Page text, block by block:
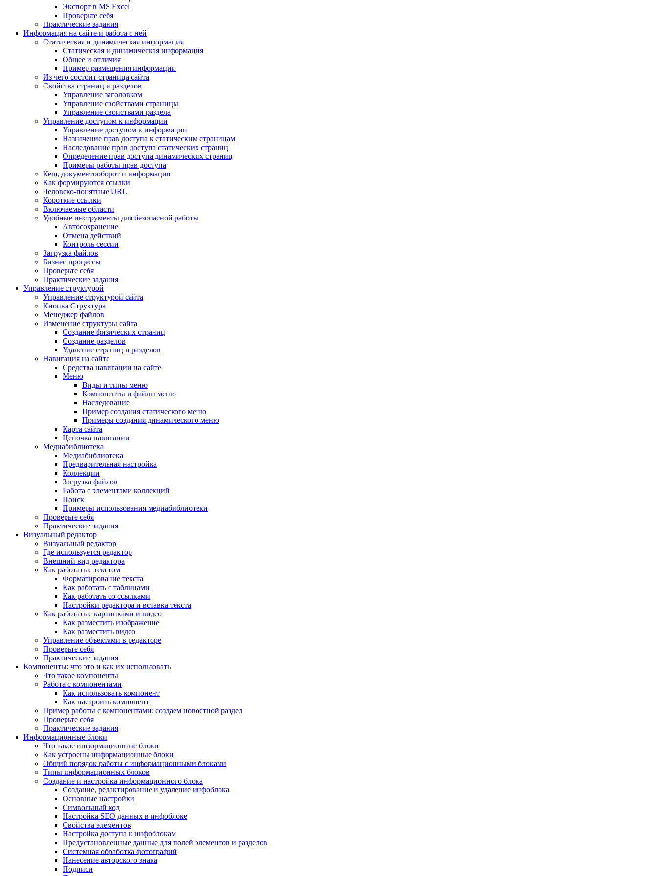
Экспорт в MS Excel
Проверьте себя
Практические задания
Информация на сайте и работа с ней
Статическая и динамическая информация
Статическая и динамическая информация
Общее и отличия
Пример размещения информации
Из чего состоит страница сайта
Свойства страниц и разделов
Управление заголовком
Управление свойствами страницы
Управление свойствами раздела
Управление доступом к информации
Управление доступом к информации
Назначение прав доступа к статическим страницам
Наследование прав доступа статических страниц
Определение прав доступа динамических страниц
Примеры работы прав доступа
Кеш, документооборот и информация
Как формируются ссылки
Человеко-понятные URL
Короткие ссылки
Включаемые области
Удобные инструменты для безопасной работы
Автосохранение
Отмена действий
Контроль сессии
Загрузка файлов
Бизнес-процессы
Проверьте себя
Практические задания
Управление структурой
Управление структурой сайта
Кнопка Структура
Менеджер файлов
Изменение структуры сайта
Создание физических страниц
Создание разделов
Удаление страниц и разделов
Навигация на сайте
Средства навигации на сайте
Меню
Виды и типы меню
Компоненты и файлы меню
Наследование
Пример создания статического меню
Примеры создания динамического меню
Карта сайта
Цепочка навигации
Медиабиблиотека
Медиабиблиотека
Предварительная настройка
Коллекции
Загрузка файлов
Работа с элементами коллекций
Поиск
Примеры использования медиабиблиотеки
Проверьте себя
Практические задания
Визуальный редактор
Визуальный редактор
Где используется редактор
Внешний вид редактора
Как работать с текстом
Форматирование текста
Как работать с таблицами
Как работать со ссылками
Настройки редактора и вставка текста
Как работать с картинками и видео
Как разместить изображение
Как разместить видео
Управление объектами в редакторе
Проверьте себя
Практические задания
Компоненты: что это и как их использовать
Что такое компоненты
Работа с компонентами
Как использовать компонент
Как настроить компонент
Пример работы с компонентами: создаем новостной раздел
Проверьте себя
Практические задания
Информационные блоки
Что такое информационные блоки
Как устроены информационные блоки
Общий порядок работы с информационными блоками
Типы информационных блоков
Создание и настройка информационного блока
Создание, редактирование и удаление инфоблока
Основные настройки
Символьный код
Настройка SEO данных в инфоблоке
Свойства элементов
Настройка доступа к инфоблокам
Предустановленные данные для полей элементов и разделов
Системная обработка фотографий
Нанесение авторского знака
Подписи